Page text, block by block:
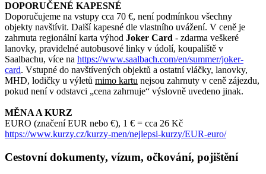
DOPORUČENÉ KAPESNÉ
Doporučujeme na vstupy cca 70 €, není podmínkou všechny
objekty navštívit. Další kapesné dle vlastního uvážení. V ceně je
zahrnuta regionální karta výhod Joker Card - zdarma veškeré
lanovky, pravidelné autobusové linky v údolí, koupaliště v
Saalbachu, více na https://www.saalbach.com/en/summer/joker-
card. Vstupné do navštívených objektů a ostatní vláčky, lanovky,
MHD, lodičky u výletů mimo kartu nejsou zahrnuty v ceně zájezdu,
pokud není v odstavci „cena zahrnuje“ výslovně uvedeno jinak.
MĚNA A KURZ
EURO (značení EUR nebo €), 1 € = cca 26 Kč
https://www.kurzy.cz/kurzy-men/nejlepsi-kurzy/EUR-euro/
Cestovní dokumenty, vízum, očkování, pojištění